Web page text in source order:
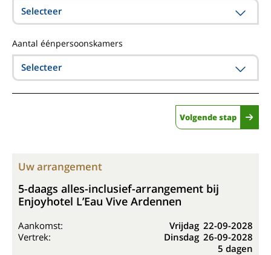
Selecteer
Aantal éénpersoonskamers
Selecteer
Volgende stap
Uw arrangement
5-daags alles-inclusief-arrangement bij
Enjoyhotel L’Eau Vive Ardennen
Aankomst: Vrijdag 22-09-2028
Vertrek:
Dinsdag 26-09-2028
5 dagen